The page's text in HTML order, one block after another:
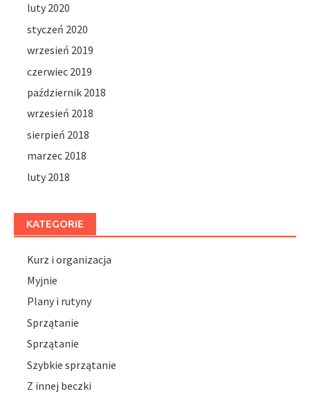
luty 2020
styczeń 2020
wrzesień 2019
czerwiec 2019
październik 2018
wrzesień 2018
sierpień 2018
marzec 2018
luty 2018
KATEGORIE
Kurz i organizacja
Myjnie
Plany i rutyny
Sprzątanie
Sprzątanie
Szybkie sprzątanie
Z innej beczki